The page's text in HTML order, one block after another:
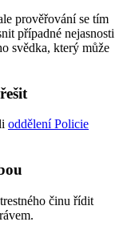
prověřování se tím
případné nejasnosti
svědka, který může
oddělení Policie
činu řídit